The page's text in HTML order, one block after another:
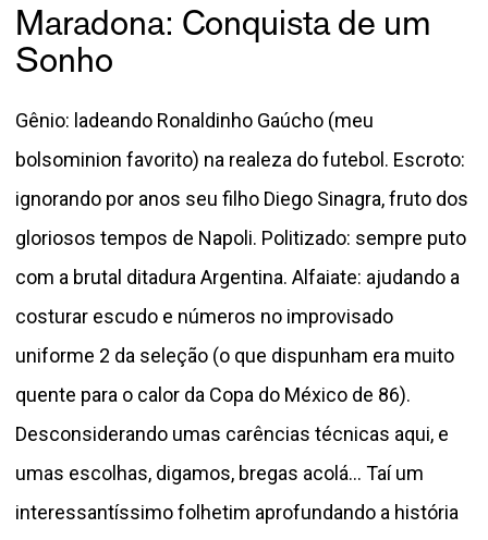
Maradona: Conquista de um
Sonho
Gênio: ladeando Ronaldinho Gaúcho (meu
bolsominion favorito) na realeza do futebol. Escroto:
ignorando por anos seu filho Diego Sinagra, fruto dos
gloriosos tempos de Napoli. Politizado: sempre puto
com a brutal ditadura Argentina. Alfaiate: ajudando a
costurar escudo e números no improvisado
uniforme 2 da seleção (o que dispunham era muito
quente para o calor da Copa do México de 86).
Desconsiderando umas carências técnicas aqui, e
umas escolhas, digamos, bregas acolá... Taí um
interessantíssimo folhetim aprofundando a história